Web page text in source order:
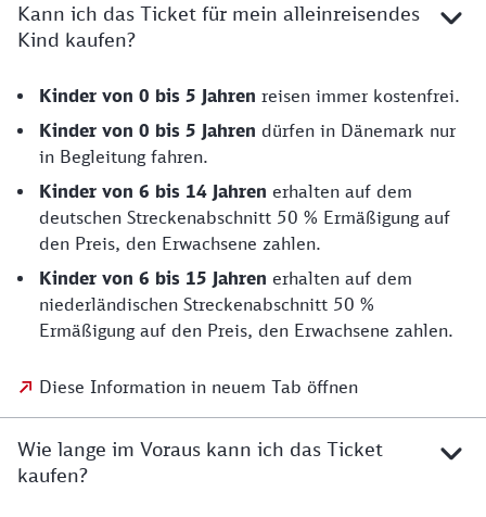
Kann ich das Ticket für mein alleinreisendes
Kind kaufen?
Kinder von 0 bis 5 Jahren reisen immer kostenfrei.
Kinder von 0 bis 5 Jahren dürfen in Dänemark nur
in Begleitung fahren.
Kinder von 6 bis 14 Jahren erhalten auf dem
deutschen Streckenabschnitt 50 % Ermäßigung auf
den Preis, den Erwachsene zahlen.
Kinder von 6 bis 15 Jahren erhalten auf dem
niederländischen Streckenabschnitt 50 %
Ermäßigung auf den Preis, den Erwachsene zahlen.
Diese Information in neuem Tab öffnen
Wie lange im Voraus kann ich das Ticket
kaufen?